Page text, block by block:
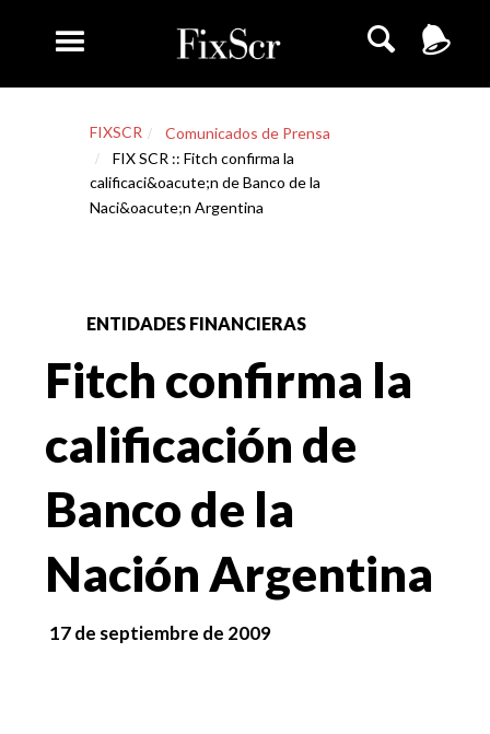
FIXSCR
Comunicados de Prensa
FIX SCR :: Fitch confirma la
calificaci&oacute;n de Banco de la
Naci&oacute;n Argentina
ENTIDADES FINANCIERAS
Fitch confirma la
calificación de
Banco de la
Nación Argentina
17 de septiembre de 2009